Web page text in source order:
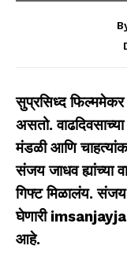
सुप्रसिध्द
असतो.
मंडळी आणि
संजय जाधव ह्यांच्या
गिफ्ट मिळालंय. संजय
घेणारी
आहे.